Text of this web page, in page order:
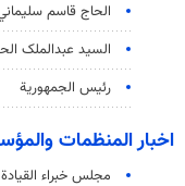
الحاج قاسم
السید عبدالملک
رئيس الجمهورية
اخبار المنظمات
مجلس خبراء القيادة